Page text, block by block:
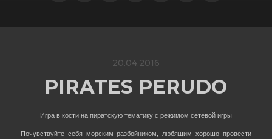
20.04.2016
PIRATES PERUDO
Игра в кости на пиратскую тематику c режимом сетевой игры
Почувствуйте себя морским разбойником, любящим хорошо провести